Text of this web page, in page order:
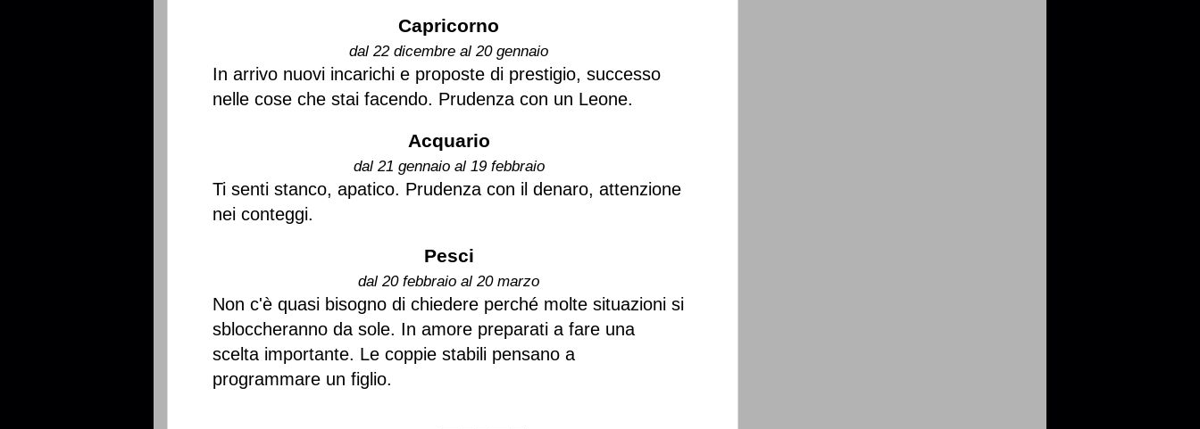
Capricorno
dal 22 dicembre al 20 gennaio
In arrivo nuovi incarichi e proposte di prestigio, successo
nelle cose che stai facendo. Prudenza con un Leone.
Acquario
dal 21 gennaio al 19 febbraio
Ti senti stanco, apatico. Prudenza con il denaro, attenzione
nei conteggi.
Pesci
dal 20 febbraio al 20 marzo
Non c'è quasi bisogno di chiedere perché molte situazioni si
sbloccheranno da sole. In amore preparati a fare una
scelta importante. Le coppie stabili pensano a
programmare un figlio.